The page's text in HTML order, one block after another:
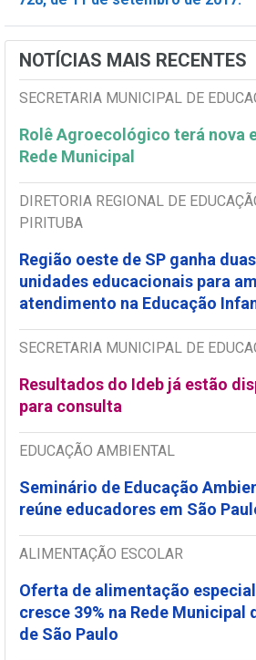
NOTÍCIAS MAIS RECENTES
SECRETARIA MUNICIPAL DE
Rolê Agroecológico terá nova
Rede Municipal
DIRETORIA REGIONAL DE
PIRITUBA
Região oeste de SP ganha
unidades educacionais para
atendimento na Educação
SECRETARIA MUNICIPAL DE
Resultados do Ideb já estão
para consulta
EDUCAÇÃO AMBIENTAL
Seminário de Educação
reúne educadores em São
ALIMENTAÇÃO ESCOLAR
Oferta de alimentação especial
cresce 39% na Rede Municipal
de São Paulo